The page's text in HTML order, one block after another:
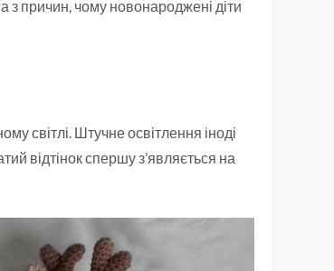
з причин, чому новонароджені діти
світлі. Штучне освітлення іноді
відтінок спершу з’являється на